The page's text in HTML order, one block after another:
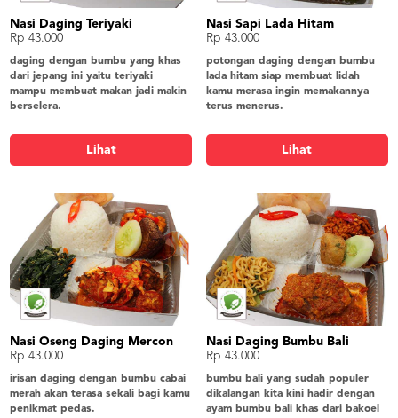
Nasi Daging Teriyaki
Rp 43.000
daging dengan bumbu yang khas
dari jepang ini yaitu teriyaki
mampu membuat makan jadi makin
berselera.
buncis, tahu tepung, lalap timun,
sambel, krupuk udang
Lihat
Nasi Sapi Lada Hitam
Rp 43.000
potongan daging dengan bumbu
lada hitam siap membuat lidah
kamu merasa ingin memakannya
terus menerus.
perkedel kentang, lalap timun,
sambel, krupuk udang
Lihat
Nasi Oseng Daging Mercon
Rp 43.000
irisan daging dengan bumbu cabai
merah akan terasa sekali bagi kamu
penikmat pedas.
Nasi Daging Bumbu Bali
Rp 43.000
bumbu bali yang sudah populer
dikalangan kita kini hadir dengan
ayam bumbu bali khas dari bakoel